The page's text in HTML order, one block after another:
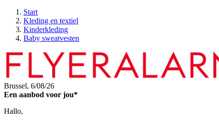
Start
Kleding en textiel
Kinderkleding
Baby sweatvesten
Brussel, 6/08/26
Een aanbod voor jou*
Hallo,